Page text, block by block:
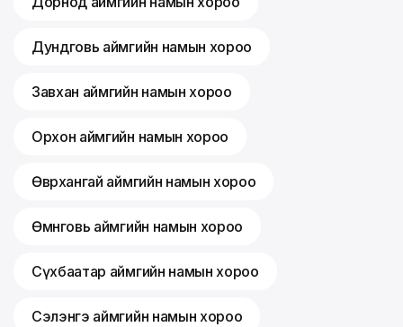
Дундговь аймгийн намын хороо
Завхан аймгийн намын хороо
Орхон аймгийн намын хороо
Өвөрхангай аймгийн намын хороо
Өмнөговь аймгийн намын хороо
Сүхбаатар аймгийн намын хороо
Сэлэнгэ аймгийн намын хороо